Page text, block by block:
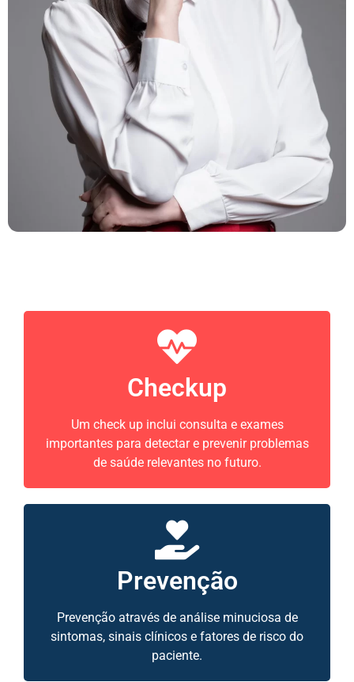
Checkup
Um check up inclui consulta e exames
importantes para detectar e prevenir problemas
de saúde relevantes no futuro.
Prevenção
Prevenção através de análise minuciosa de
sintomas, sinais clínicos e fatores de risco do
paciente.